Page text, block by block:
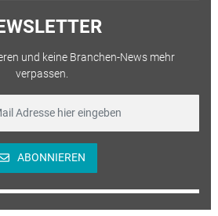
und keine Branchen-News mehr
verpassen.
ABONNIEREN